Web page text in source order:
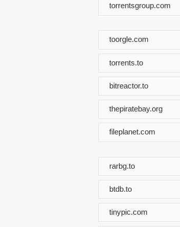
torrentsgroup.com
toorgle.com
torrents.to
bitreactor.to
thepiratebay.org
fileplanet.com
rarbg.to
btdb.to
tinypic.com